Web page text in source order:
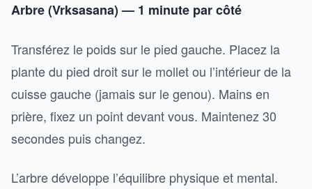
Arbre (Vrksasana) — 1 minute par côté
Transférez le poids sur le pied gauche. Placez la
plante du pied droit sur le mollet ou l’intérieur de la
cuisse gauche (jamais sur le genou). Mains en
prière, fixez un point devant vous. Maintenez 30
secondes puis changez.
L’arbre développe l’équilibre physique et mental.